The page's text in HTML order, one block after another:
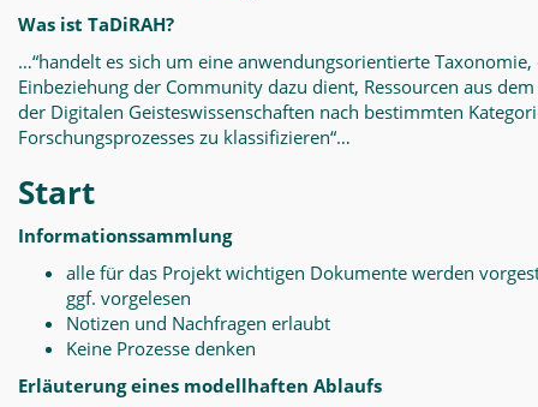
Was ist TaDiRAH?
…“handelt es sich um eine anwendungsorientierte
Einbeziehung der Community dazu dient, Ressourcen aus
der Digitalen Geisteswissenschaften nach bestimmten
Forschungsprozesses zu klassifizieren“…
Start
Informationssammlung
alle für das Projekt wichtigen Dokumente werden
ggf. vorgelesen
Notizen und Nachfragen erlaubt
Keine Prozesse denken
Erläuterung eines modellhaften Ablaufs